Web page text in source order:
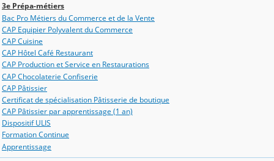
3e Prépa-métiers
Bac Pro Métiers du Commerce et de la Vente
CAP Equipier Polyvalent du Commerce
CAP Cuisine
CAP Hôtel Café Restaurant
CAP Production et Service en Restaurations
CAP Chocolaterie Confiserie
CAP Pâtissier
Certificat de spécialisation Pâtisserie de boutique
CAP Pâtissier par apprentissage (1 an)
Dispositif ULIS
Formation Continue
Apprentissage